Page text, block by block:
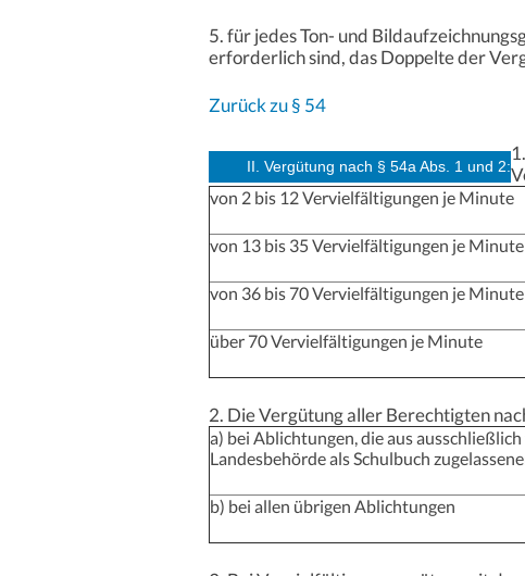
5. für jedes Ton- und
erforderlich sind, das Doppelte der
Zurück zu § 54
II. Vergütung nach § 54a Abs. 1 und 2:
von 2 bis 12 Vervielfältigungen je Minute
von 13 bis 35 Vervielfältigungen je Minute
von 36 bis 70 Vervielfältigungen je Minute
über 70 Vervielfältigungen je Minute
2. Die Vergütung aller Berechtigten
a) bei Ablichtungen, die aus
Landesbehörde als Schulbuch
b) bei allen übrigen Ablichtungen